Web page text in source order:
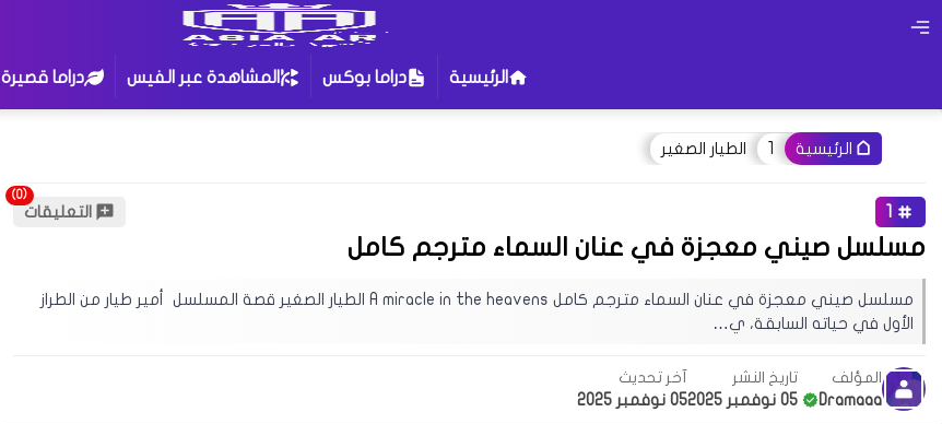
الرئيسية دراما بوكس المشاهدة عبر الفيس دراما قصيرة
حظًا سعيدًا في عام التنين
قد يهمك البحث عن عبارات معينة في مدونتنا ، إذا لم تجد نتيجة لبحثك نقترح عليك
الرئيسية 1 الطيار الصغير
1 التعليقات
مسلسل صيني معجزة في عنان السماء مترجم كامل
مسلسل صيني معجزة في عنان السماء مترجم كامل A miracle in the heavens الطيار الصغير قصة المسلسل أمير طيار من الطراز
الأول في حياته السابقة، ي…
المؤلف
Dramaaa
تاريخ النشر
05 نوفمبر 2025
آخر تحديث
05 نوفمبر 2025